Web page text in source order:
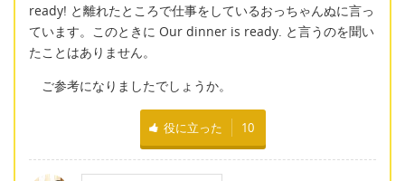
ready! と離れたところで仕事をしているおっちゃんぬに言っ
ています。このときに Our dinner is ready. と言うのを聞い
たことはありません。
ご参考になりましたでしょうか。
役に立った 10